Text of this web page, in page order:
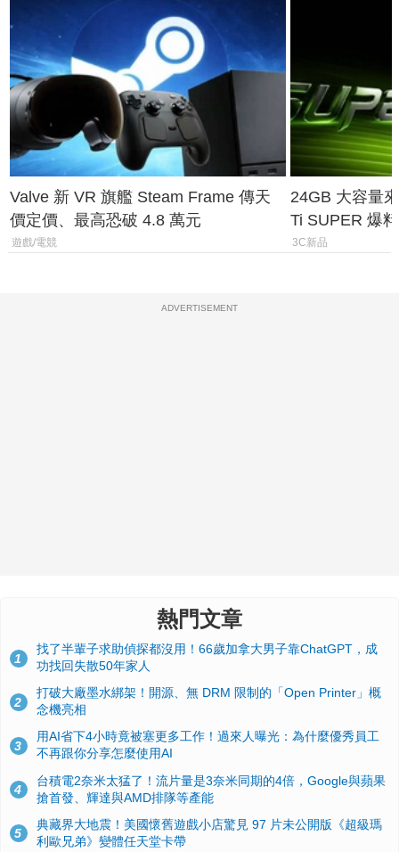
Valve 新 VR 旗艦 Steam Frame 傳天
價定價、最高恐破 4.8 萬元
遊戲/電競
24GB 大容量
Ti SUPER 爆
上市時間
3C新品
ADVERTISEMENT
熱門文章
1
找了半輩子求助偵探都沒用！66歲加拿大男子靠ChatGPT，成
功找回失散50年家人
2
打破大廠墨水綁架！開源、無 DRM 限制的「Open Printer」概
念機亮相
3
用AI省下4小時竟被塞更多工作！過來人曝光：為什麼優秀員工
不再跟你分享怎麼使用AI
4
台積電2奈米太猛了！流片量是3奈米同期的4倍，Google與蘋果
搶首發、輝達與AMD排隊等產能
5
典藏界大地震！美國懷舊遊戲小店驚見 97 片未公開版《超級瑪
利歐兄弟》變體任天堂卡帶